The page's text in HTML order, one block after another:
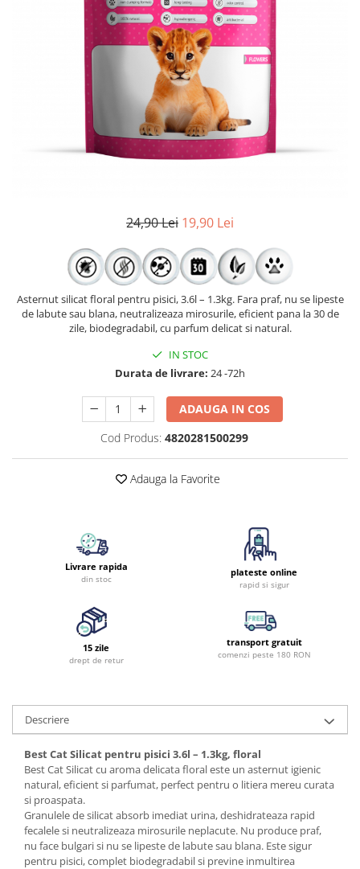
24,90 Lei 19,90 Lei
Asternut silicat floral pentru pisici, 3.6l – 1.3kg. Fara praf, nu se lipeste
de labute sau blana, neutralizeaza mirosurile, eficient pana la 30 de
zile, biodegradabil, cu parfum delicat si natural.
IN STOC
Durata de livrare: 24 -72h
ADAUGA IN COS
Cod Produs: 4820281500299
Adauga la Favorite
Livrare rapida
din stoc
plateste online
rapid si sigur
15 zile
drept de retur
transport gratuit
comenzi peste 180 RON
Descriere
Best Cat Silicat pentru pisici 3.6l – 1.3kg, floral
Best Cat Silicat cu aroma delicata floral este un asternut igienic
natural, eficient si parfumat, perfect pentru o litiera mereu curata
si proaspata.
Granulele de silicat absorb imediat urina, deshidrateaza rapid
fecalele si neutralizeaza mirosurile neplacute. Nu produce praf,
nu face bulgari si nu se lipeste de labute sau blana. Este sigur
pentru pisici, complet biodegradabil si previne inmultirea